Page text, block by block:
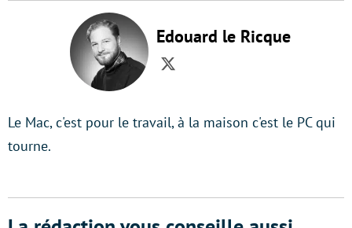
Edouard le Ricque
Twitter
Le Mac, c'est pour le travail, à la maison c'est le PC qui
tourne.